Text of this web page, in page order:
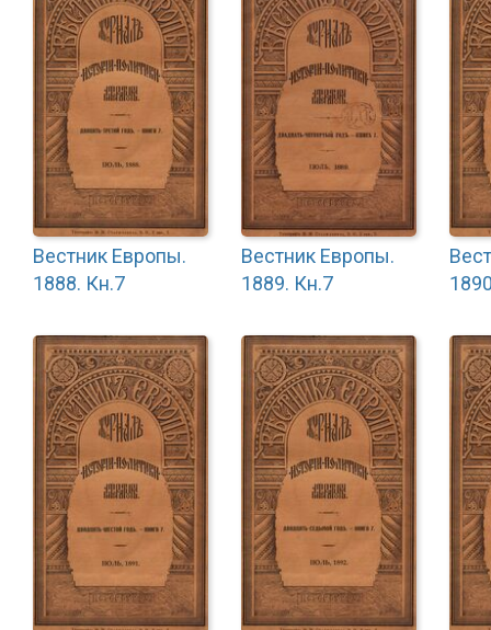
Вестник Европы.
1888. Кн.7
Вестник Европы.
1889. Кн.7